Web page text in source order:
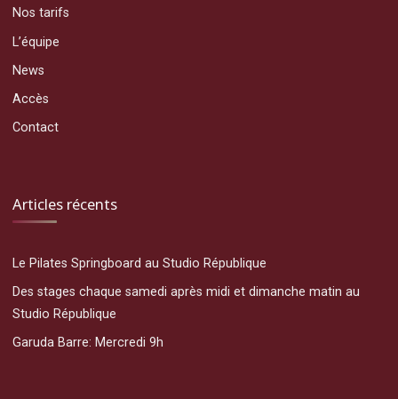
Nos tarifs
L’équipe
News
Accès
Contact
Articles récents
Le Pilates Springboard au Studio République
Des stages chaque samedi après midi et dimanche matin au
Studio République
Garuda Barre: Mercredi 9h